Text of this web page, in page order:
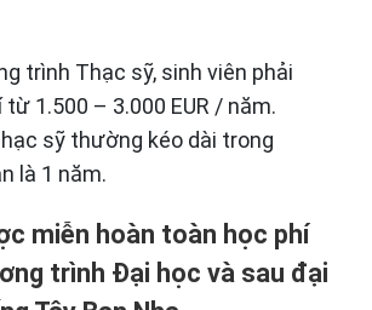
trình Thạc sỹ, sinh viên phải
1.500 – 3.000 EUR / năm.
sỹ thường kéo dài trong
là 1 năm.
miễn hoàn toàn học phí
trình Đại học và sau đại